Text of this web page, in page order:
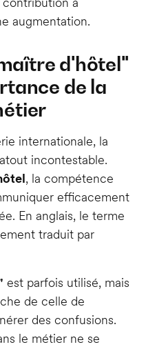
augmentation.
d'hôtel"
de la
internationale, la
incontestable.
, la compétence
efficacement
En anglais, le terme
traduit par
est parfois utilisé, mais
de celle de
des confusions.
le métier ne se